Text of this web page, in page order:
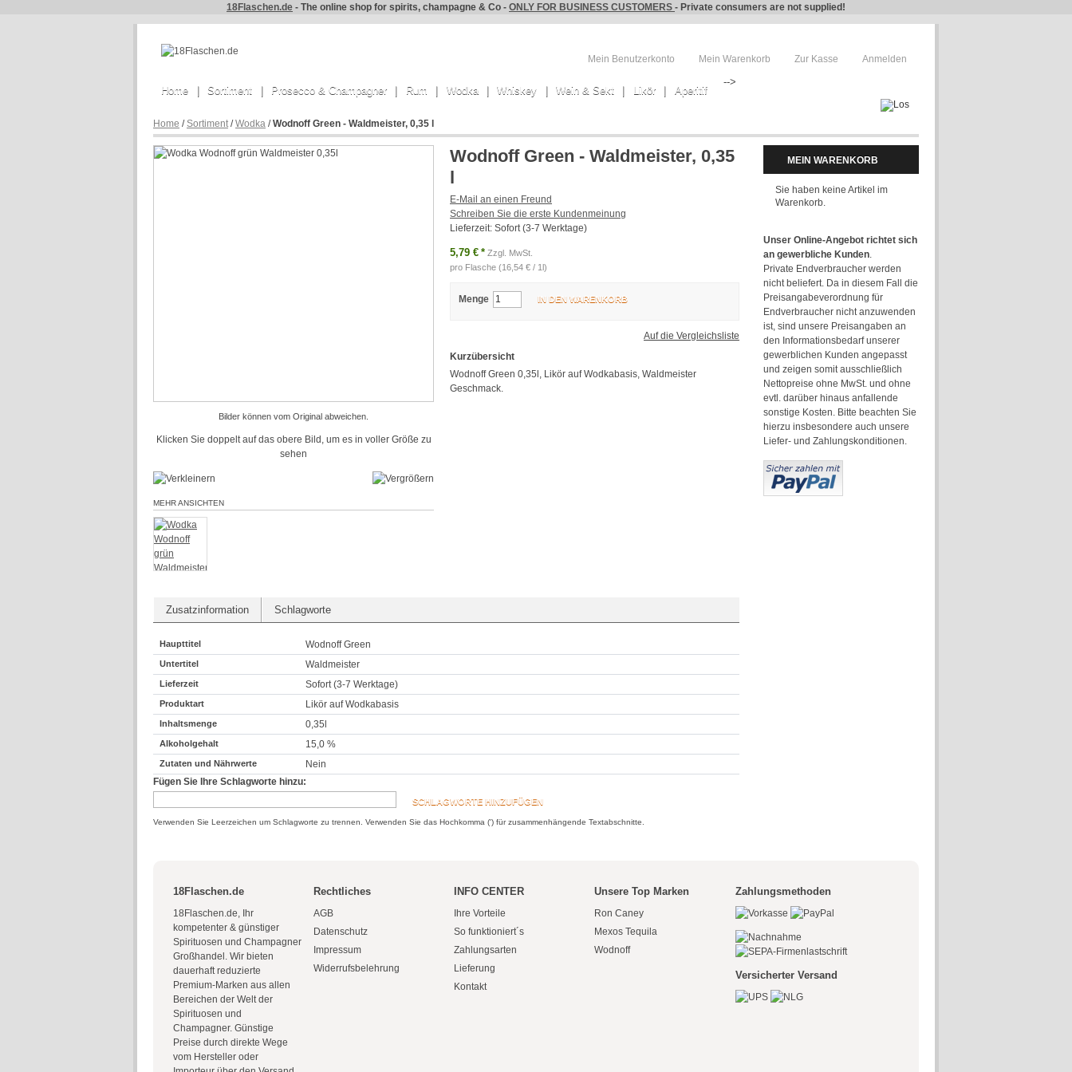
18Flaschen.de - The online shop for spirits, champagne & Co - ONLY FOR BUSINESS CUSTOMERS - Private consumers are not supplied!
Mein Benutzerkonto Mein Warenkorb Zur Kasse Anmelden
Home
-->
Sortiment Prosecco & Champagner Rum Wodka Whiskey Wein & Sekt Likör Aperitif
Home /Sortiment /Wodka /Wodnoff Green - Waldmeister, 0,35 l
Wodnoff Green - Waldmeister, 0,35
l
E-Mail an einen Freund
Schreiben Sie die erste Kundenmeinung
Lieferzeit: Sofort (3-7 Werktage)
5,79 € * Zzgl. MwSt.
pro Flasche (16,54 € / 1l)
Menge IN DEN WARENKORB
Auf die Vergleichsliste
Kurzübersicht
Wodnoff Green 0,35l, Likör auf Wodkabasis, Waldmeister
Geschmack.
Bilder können vom Original abweichen.
Klicken Sie doppelt auf das obere Bild, um es in voller Größe zu
sehen
MEHR ANSICHTEN
Zusatzinformation Schlagworte
Haupttitel Wodnoff Green
Untertitel Waldmeister
Lieferzeit Sofort (3-7 Werktage)
Produktart Likör auf Wodkabasis
Inhaltsmenge 0,35l
Alkoholgehalt 15,0 %
Zutaten und Nährwerte
Nein
Fügen Sie Ihre Schlagworte hinzu:
SCHLAGWORTE HINZUFÜGEN
Verwenden Sie Leerzeichen um Schlagworte zu trennen. Verwenden Sie das Hochkomma (') für zusammenhängende Textabschnitte.
MEIN WARENKORB
Sie haben keine Artikel im
Warenkorb.
Unser Online-Angebot richtet sich
an gewerbliche Kunden.
Private Endverbraucher werden
nicht beliefert. Da in diesem Fall die
Preisangabeverordnung für
Endverbraucher nicht anzuwenden
ist, sind unsere Preisangaben an
den Informationsbedarf unserer
gewerblichen Kunden angepasst
und zeigen somit ausschließlich
Nettopreise ohne MwSt. und ohne
evtl. darüber hinaus anfallende
sonstige Kosten. Bitte beachten Sie
hierzu insbesondere auch unsere
Liefer- und Zahlungskonditionen.
18Flaschen.de
18Flaschen.de, Ihr
kompetenter & günstiger
Spirituosen und Champagner
Großhandel. Wir bieten
dauerhaft reduzierte
Premium-Marken aus allen
Bereichen der Welt der
Spirituosen und
Champagner. Günstige
Preise durch direkte Wege
vom Hersteller oder
Rechtliches
AGB
Datenschutz
Impressum
Widerrufsbelehrung
INFO CENTER
Ihre Vorteile
So funktioniert´s
Zahlungsarten
Lieferung
Kontakt
Unsere Top Marken
Ron Caney
Mexos Tequila
Wodnoff
Zahlungsmethoden
Versicherter Versand